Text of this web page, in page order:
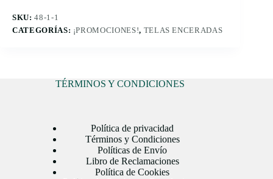
SKU:48-1-1
CATEGORÍAS: ¡PROMOCIONES!, TELAS ENCERADAS
TÉRMINOS Y CONDICIONES
Política de privacidad
Términos y Condiciones
Políticas de Envío
Libro de Reclamaciones
Política de Cookies